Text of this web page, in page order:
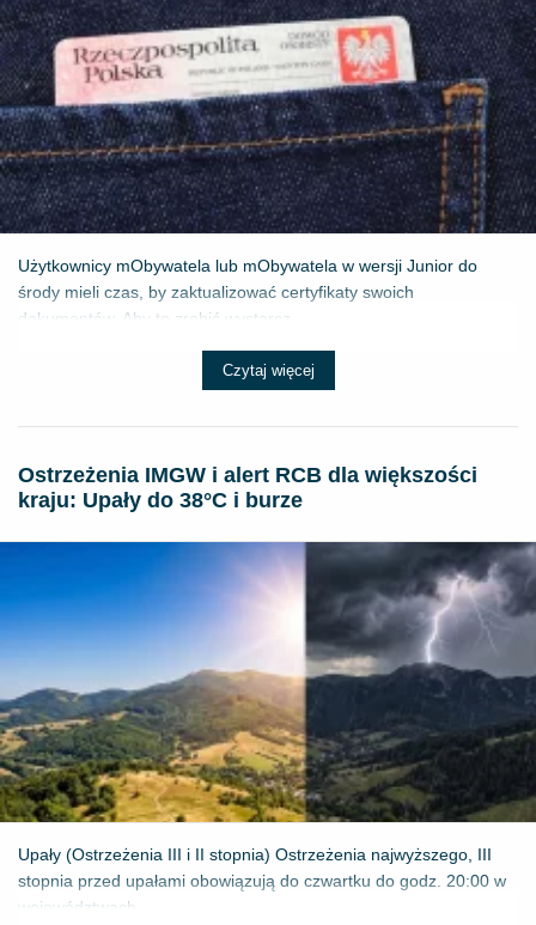
Użytkownicy mObywatela lub mObywatela w wersji Junior do
środy mieli czas, by zaktualizować certyfikaty swoich
dokumentów. Aby to zrobić wystarcz...
Czytaj więcej
Ostrzeżenia IMGW i alert RCB dla większości
kraju: Upały do 38°C i burze
Upały (Ostrzeżenia III i II stopnia) Ostrzeżenia najwyższego, III
stopnia przed upałami obowiązują do czwartku do godz. 20:00 w
województwach...